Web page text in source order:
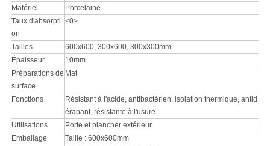
Matériel
Porcelaine
Taux d'absorpti
on
<0>
Tailles
600x600, 300x600, 300x300mm
Épaisseur
10mm
Préparations de
surface
Mat
Fonctions
Résistant à l'acide, antibactérien, isolation thermique, antid
érapant, résistante à l'usure
Utilisations
Porte et plancher extérieur
Emballage
Taille : 600x600mm